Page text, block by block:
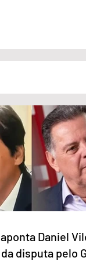
Daniel Vilela
disputa pelo
Daniel
disputa pelo